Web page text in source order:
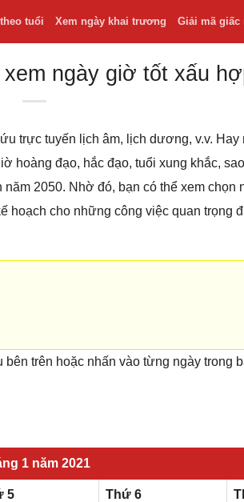
tuổi Xem ngày khai trương Giải mã giấc
ngày giờ tốt xấu
trực tuyến lịch âm, lịch dương, v.v. Hay
hoàng đạo, hắc đạo, tuổi xung khắc,
2050. Nhờ đó, bạn có thể xem
cho những công việc quan trọng
trên hoặc nhấn vào từng ngày trong
1 năm 2021
5 Thứ 6